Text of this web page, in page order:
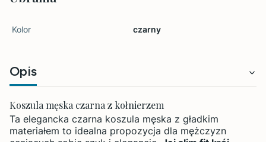
Kolor czarny
Opis
Koszula męska czarna z kołnierzem
Ta elegancka czarna koszula męska z gładkim
materiałem to idealna propozycja dla mężczyzn